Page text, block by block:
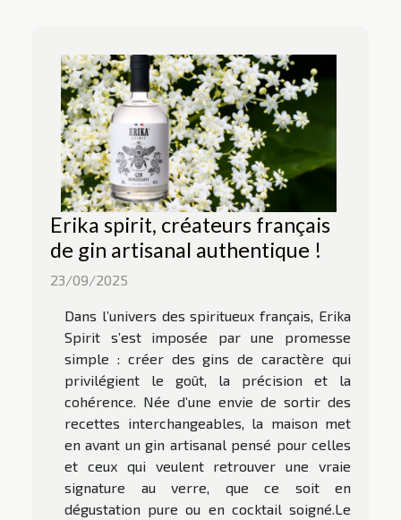
Erika spirit, créateurs français
de gin artisanal authentique !
23/09/2025
Dans l’univers des spiritueux français, Erika
Spirit s’est imposée par une promesse
simple : créer des gins de caractère qui
privilégient le goût, la précision et la
cohérence. Née d’une envie de sortir des
recettes interchangeables, la maison met
en avant un gin artisanal pensé pour celles
et ceux qui veulent retrouver une vraie
signature au verre, que ce soit en
dégustation pure ou en cocktail soigné.Le